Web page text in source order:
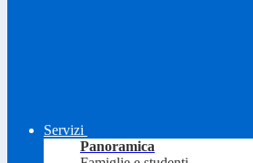
Servizi
Panoramica